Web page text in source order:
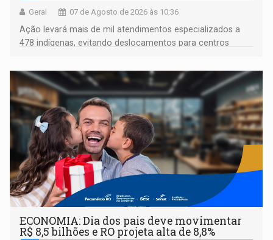
Geral 07 de Agosto de 2026 às 10:36
Ação levará mais de mil atendimentos especializados a
478 indígenas, evitando deslocamentos para centros
ECONOMIA: Dia dos pais deve movimentar
R$ 8,5 bilhões e RO projeta alta de 8,8%